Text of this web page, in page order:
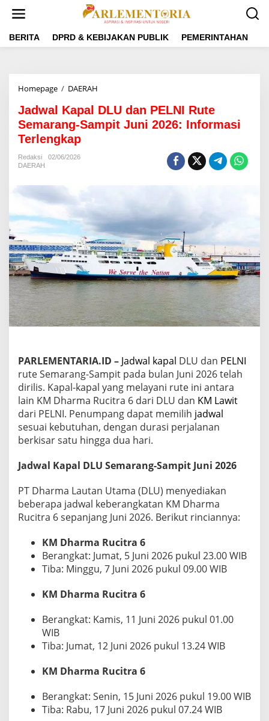
t
BERITA DPRD & KEBIJAKAN PUBLIK PEMERINTAHAN
Homepage / DAERAH
d
w
a
d
a
n
P
E
N
I
R
S
e
m
a
r
n
g
S
m
p
i
t
u
n
i
2
2
:
n
f
r
a
s
Jadwal Kapal DLU dan PELNI Rute
Semarang-Sampit Juni 2026: Informasi
Terlengkap
Redaksi
02/06/2026
DAERAH
PARLEMENTARIA.ID – Jadwal kapal DLU dan PELNI
rute Semarang-Sampit pada bulan Juni 2026 telah
dirilis. Kapal-kapal yang melayani rute ini antara
lain KM Dharma Rucitra 6 dari DLU dan KM Lawit
dari PELNI. Penumpang dapat memilih jadwal
sesuai kebutuhan, dengan durasi perjalanan
berkisar satu hingga dua hari.
Jadwal Kapal DLU Semarang-Sampit Juni 2026
PT Dharma Lautan Utama (DLU) menyediakan
beberapa jadwal keberangkatan KM Dharma
Rucitra 6 sepanjang Juni 2026. Berikut rinciannya:
KM Dharma Rucitra 6
Berangkat: Jumat, 5 Juni 2026 pukul 23.00 WIB
Tiba: Minggu, 7 Juni 2026 pukul 09.00 WIB
KM Dharma Rucitra 6
Berangkat: Kamis, 11 Juni 2026 pukul 01.00
WIB
Tiba: Jumat, 12 Juni 2026 pukul 13.24 WIB
KM Dharma Rucitra 6
Berangkat: Senin, 15 Juni 2026 pukul 19.00 WIB
Tiba: Rabu, 17 Juni 2026 pukul 07.24 WIB